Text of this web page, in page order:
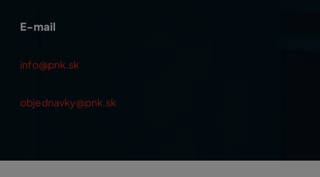
E-mail
info@pnk.sk
objednavky@pnk.sk